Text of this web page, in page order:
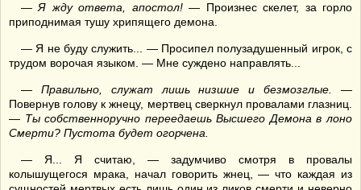
—Я жду ответа, апостол!— Произнес скелет, за горло
приподнимая тушу хрипящего демона.
— Я не буду служить... — Просипел полузадушенный игрок, с
трудом ворочая языком. — Мне суждено направлять...
— Правильно, служат лишь низшие и безмозглые. —
Повернув голову к жнецу, мертвец сверкнул провалами глазниц.
— Ты собственноручно переедаешь Высшего Демона в лоно
Смерти? Пустота будет огорчена.
— Я... Я считаю, — задумчиво смотря в провалы
колышущегося мрака, начал говорить жнец, — что каждая из